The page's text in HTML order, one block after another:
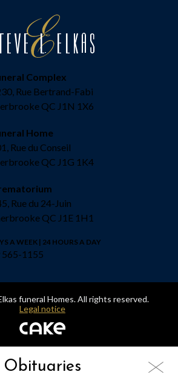
Complex
Rue Bertrand-Fabi
QC J1N 1X6
Home
Rue du Conseil
QC J1G 1K4
Rue du 24-Juin
QC J1E 1H1
A WEEK | 24 HOURS A DAY
565-1155
funeral Homes. All rights reserved.
Legal notice
Obituaries